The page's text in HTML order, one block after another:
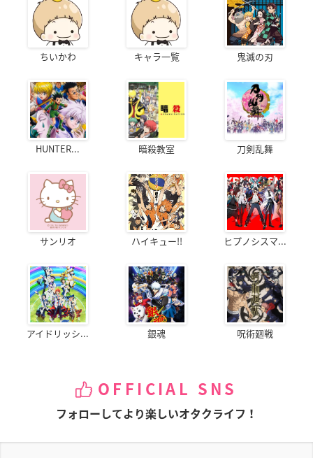
ちいかわ キャラ一覧 鬼滅の刃
HUNTER... 暗殺教室 刀剣乱舞
サンリオ ハイキュー!! ヒプノシスマ...
アイドリッシ... 銀魂 呪術廻戦
OFFICIAL SNS
フォローしてより楽しいオタクライフ！